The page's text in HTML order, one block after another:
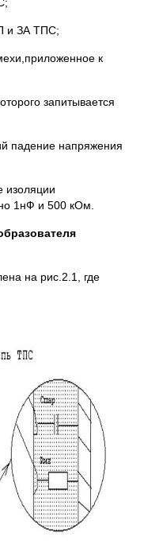
и ЗА ТПС;
к
запитывается
падение напряжения
изоляции
1нФ и 500 кОм.
на рис.2.1, где